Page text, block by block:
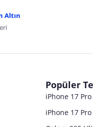
MERKEZ MAH LADİN SOK
Altın
Popüler
iPhone 17
iPhone 17 Pro